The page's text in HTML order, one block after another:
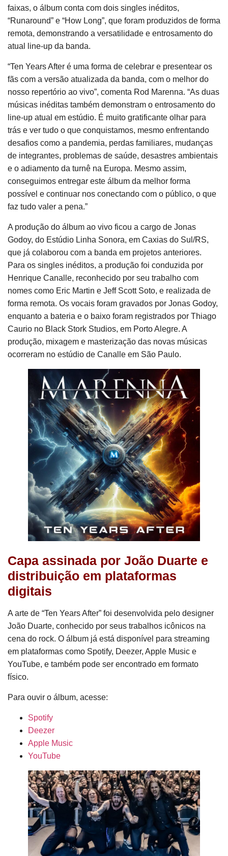
faixas, o álbum conta com dois singles inéditos,
“Runaround” e “How Long”, que foram produzidos de forma
remota, demonstrando a versatilidade e entrosamento do
atual line-up da banda.
“Ten Years After é uma forma de celebrar e presentear os
fãs com a versão atualizada da banda, com o melhor do
nosso repertório ao vivo”, comenta Rod Marenna. “As duas
músicas inéditas também demonstram o entrosamento do
line-up atual em estúdio. É muito gratificante olhar para
trás e ver tudo o que conquistamos, mesmo enfrentando
desafios como a pandemia, perdas familiares, mudanças
de integrantes, problemas de saúde, desastres ambientais
e o adiamento da turnê na Europa. Mesmo assim,
conseguimos entregar este álbum da melhor forma
possível e continuar nos conectando com o público, o que
faz tudo valer a pena.”
A produção do álbum ao vivo ficou a cargo de Jonas
Godoy, do Estúdio Linha Sonora, em Caxias do Sul/RS,
que já colaborou com a banda em projetos anteriores.
Para os singles inéditos, a produção foi conduzida por
Henrique Canalle, reconhecido por seu trabalho com
nomes como Eric Martin e Jeff Scott Soto, e realizada de
forma remota. Os vocais foram gravados por Jonas Godoy,
enquanto a bateria e o baixo foram registrados por Thiago
Caurio no Black Stork Studios, em Porto Alegre. A
produção, mixagem e masterização das novas músicas
ocorreram no estúdio de Canalle em São Paulo.
Capa assinada por João Duarte e
distribuição em plataformas
digitais
A arte de “Ten Years After” foi desenvolvida pelo designer
João Duarte, conhecido por seus trabalhos icônicos na
cena do rock. O álbum já está disponível para streaming
em plataformas como Spotify, Deezer, Apple Music e
YouTube, e também pode ser encontrado em formato
físico.
Para ouvir o álbum, acesse:
Spotify
Deezer
Apple Music
YouTube